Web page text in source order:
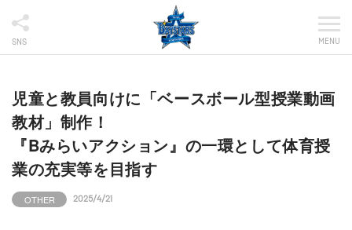
SNS MENU
児童と教員向けに「ベースボール型授業動画
教材」制作！
『Bみらいアクション』の一環として体育授
業の充実等を目指す
OTHER 2025/4/21